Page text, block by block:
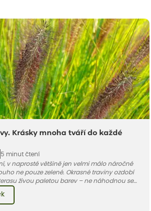
Krásky mnoha tváří do každé
5 minut čtení
v naprosté většině jen velmi málo náročné
ne pouze zelené. Okrasné traviny ozdobí
živou paletou barev – ne náhodnou se
jmenuje ozdobnice.